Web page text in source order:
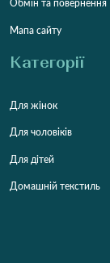
Обмін та повернення
Мапа сайту
Категорії
Для жінок
Для чоловіків
Для дітей
Домашній текстиль